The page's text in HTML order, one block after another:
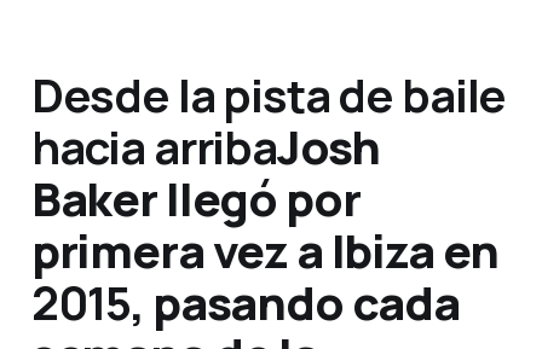
Desde la pista de baile
hacia arribaJosh
Baker llegó por
primera vez a Ibiza en
2015, pasando cada